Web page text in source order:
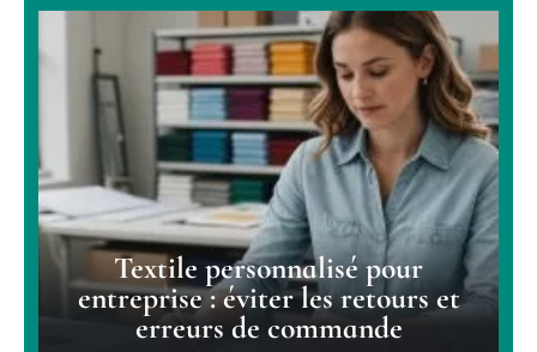
Textile personnalisé pour
entreprise : éviter les retours et
erreurs de commande